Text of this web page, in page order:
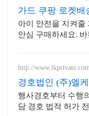
가드 쿠팡 로켓배
착
아이 안전을 지켜줄
안심 구매하세요.
http://www.lkprivate.com
경호법인 (주)엘
호/발렛/스탭 전
행사경호부터 수행
담 경호 법적 허가